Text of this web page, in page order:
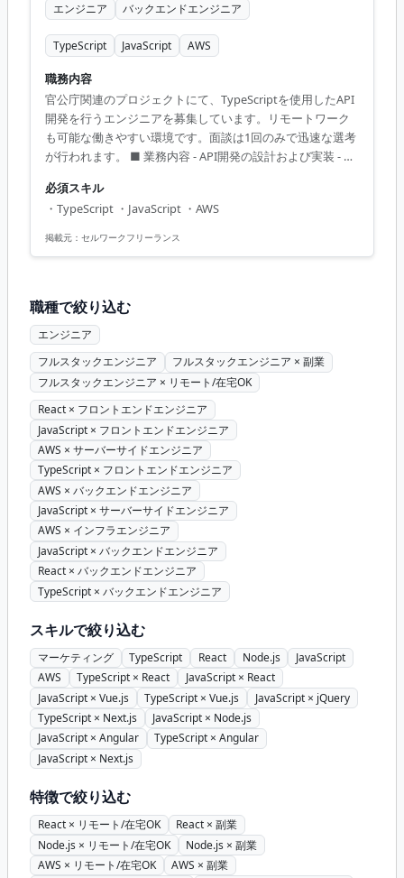
エンジニア バックエンドエンジニア
TypeScript JavaScript AWS
職務内容
官公庁関連のプロジェクトにて、TypeScriptを使用したAPI
開発を行うエンジニアを募集しています。リモートワーク
も可能な働きやすい環境です。面談は1回のみで迅速な選考
が行われます。 ■ 業務内容 - API開発の設計および実装 - プ
ポイント】 - TypeScriptを活用した最新の開発技術に携われ
ます - リモートワークを併用し、フレキシブルな働き方が実
現可能 - 半年以上の長期案件で安定したキャリアを築けます
必須スキル
・TypeScript ・JavaScript ・AWS
掲載元： セルワークフリーランス
職種で絞り込む
エンジニア
フルスタックエンジニア
フルスタックエンジニア × 副業
フルスタックエンジニア × リモート/在宅OK
React × フロントエンドエンジニア
JavaScript × フロントエンドエンジニア
AWS × サーバーサイドエンジニア
TypeScript × フロントエンドエンジニア
AWS × バックエンドエンジニア
JavaScript × サーバーサイドエンジニア
AWS × インフラエンジニア
JavaScript × バックエンドエンジニア
React × バックエンドエンジニア
TypeScript × バックエンドエンジニア
スキルで絞り込む
マーケティング TypeScript React Node.js
JavaScript
AWS
TypeScript × React
JavaScript × React
JavaScript × Vue.js
TypeScript × Vue.js
JavaScript × jQuery
TypeScript × Next.js
JavaScript × Node.js
JavaScript × Angular
TypeScript × Angular
JavaScript × Next.js
特徴で絞り込む
React × リモート/在宅OK
React × 副業
Node.js × リモート/在宅OK
Node.js × 副業
AWS × リモート/在宅OK
AWS × 副業